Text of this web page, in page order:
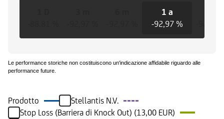
1 a
-92,97 %
Le performance storiche non costituiscono un'indicazione affidabile riguardo alle
performance future.
Prodotto
Stellantis N.V.
Stop Loss (Barriera di Knock Out) (13,00 EUR)